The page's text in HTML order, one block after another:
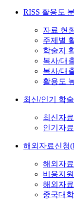
RISS 활용도
자료 현
주제별
학술지
복사/대
복사/대
활용도
최신/인기 학
최신자료
인기자료
해외자료신청
해외자
비용지
해외자
중국대